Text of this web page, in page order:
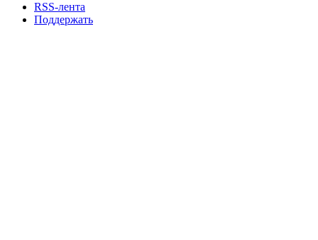
RSS-лента
Поддержать